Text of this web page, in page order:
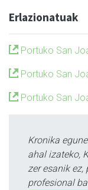
Erlazionatuak
Portuko San
Portuko San
Portuko San
Kronika
ahal izateko,
zer esanik
profesional